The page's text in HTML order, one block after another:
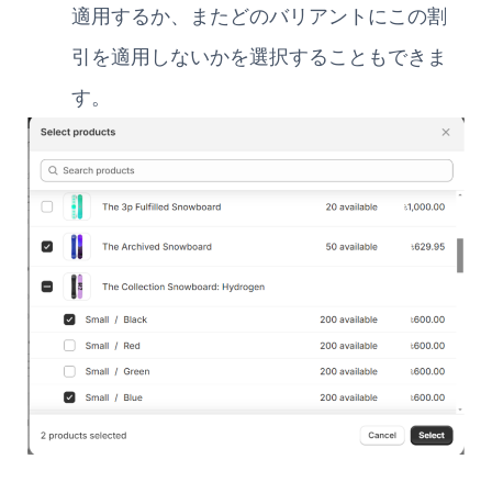
適用するか、またどのバリアントにこの割
引を適用しないかを選択することもできま
す。